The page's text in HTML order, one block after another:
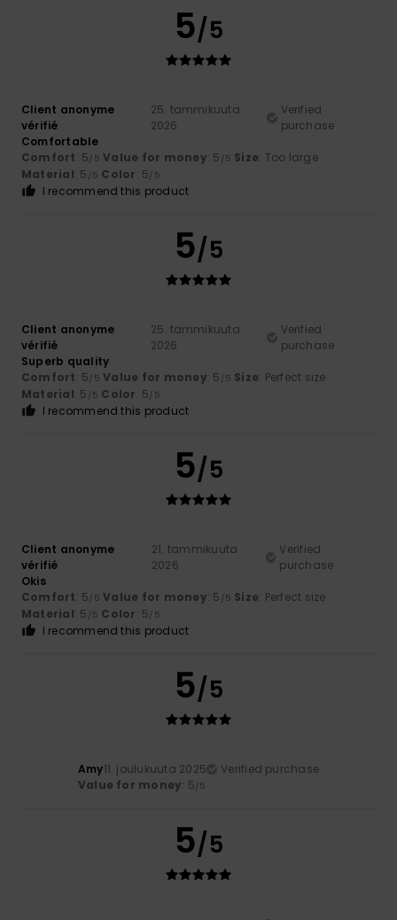
5/5
Client anonyme
vérifié
25. tammikuuta
2026
Verified
purchase
Comfortable
Comfort: 5/5 Value for money: 5 /5 Size: Too large
Material: 5 /5 Color: 5/5
I recommend this product
5/5
Client anonyme
vérifié
25. tammikuuta
2026
Verified
purchase
Superb quality
Comfort: 5/5 Value for money: 5 /5 Size: Perfect size
Material: 5 /5 Color: 5/5
I recommend this product
5/5
Client anonyme
vérifié
21. tammikuuta
2026
Verified
purchase
Okis
Comfort: 5/5 Value for money: 5 /5 Size: Perfect size
Material: 5 /5 Color: 5/5
I recommend this product
5/5
Amy11. joulukuuta 2025
Verified purchase
Value for money: 5/5
5/5